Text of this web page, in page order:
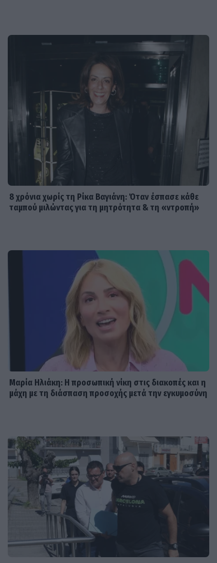
8 χρόνια χωρίς τη Ρίκα Βαγιάνη: Όταν έσπασε κάθε
ταμπού μιλώντας για τη μητρότητα & τη «ντροπή»
Μαρία Ηλιάκη: Η προσωπική νίκη στις διακοπές και η
μάχη με τη διάσπαση προσοχής μετά την εγκυμοσύνη